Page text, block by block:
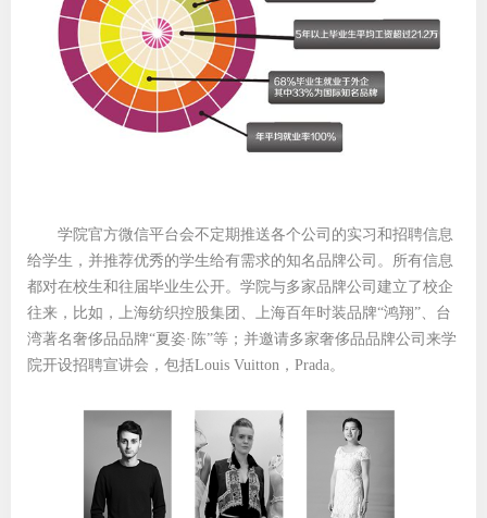
学院官方微信平台会不定期推送各个公司的实习和招聘信息
给学生，并推荐优秀的学生给有需求的知名品牌公司。所有信息
都对在校生和往届毕业生公开。学院与多家品牌公司建立了校企
往来，比如，上海纺织控股集团、上海百年时装品牌“鸿翔”、台
湾著名奢侈品品牌“夏姿·陈”等；并邀请多家奢侈品品牌公司来学
院开设招聘宣讲会，包括Louis Vuitton，Prada。